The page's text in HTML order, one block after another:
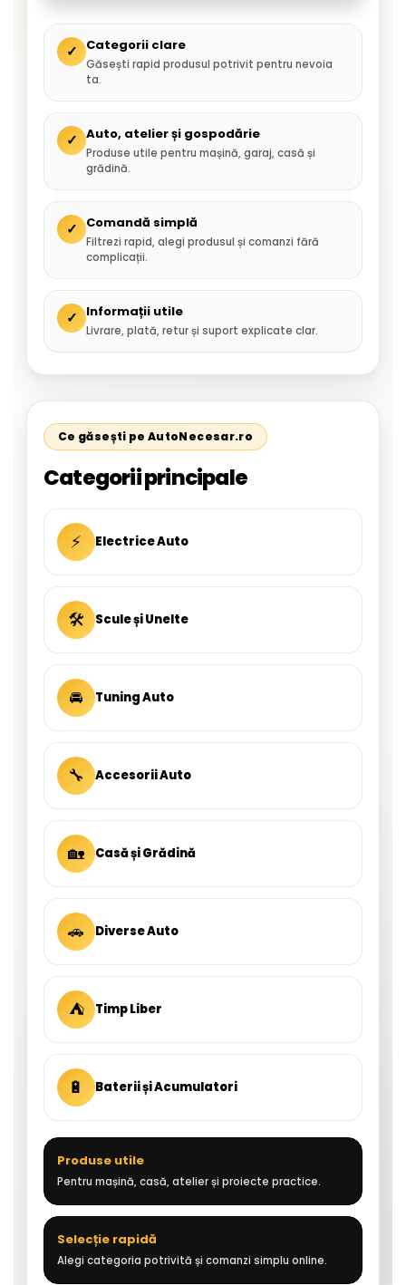
✓ Categorii clare
Găsești rapid produsul potrivit pentru nevoia
ta.
✓ Auto, atelier și gospodărie
Produse utile pentru mașină, garaj, casă și
grădină.
✓ Comandă simplă
Filtrezi rapid, alegi produsul și comanzi fără
complicații.
✓ Informații utile
Livrare, plată, retur și suport explicate clar.
Ce găsești pe AutoNecesar.ro
Categorii principale
⚡ Electrice Auto
🛠 Scule și Unelte
🚘 Tuning Auto
🔧 Accesorii Auto
🏡 Casă și Grădină
🚗 Diverse Auto
⛺ Timp Liber
🔋 Baterii și Acumulatori
Produse utile
Pentru mașină, casă, atelier și proiecte practice.
Selecție rapidă
Alegi categoria potrivită și comanzi simplu online.